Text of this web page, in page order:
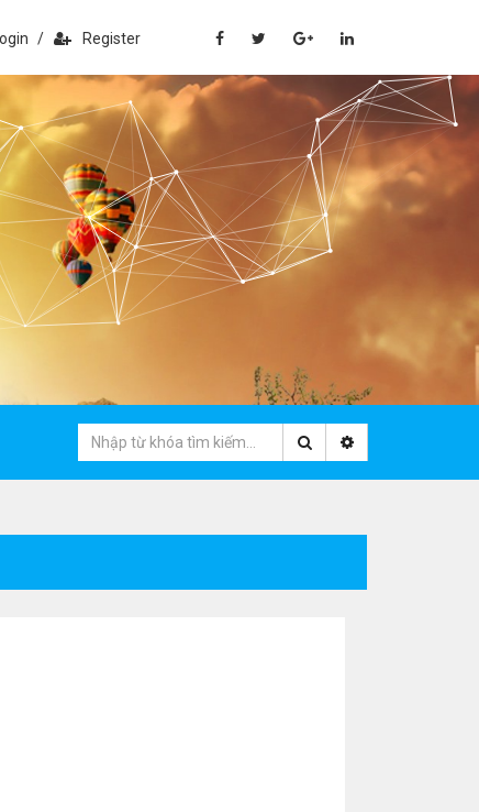
Login / Register